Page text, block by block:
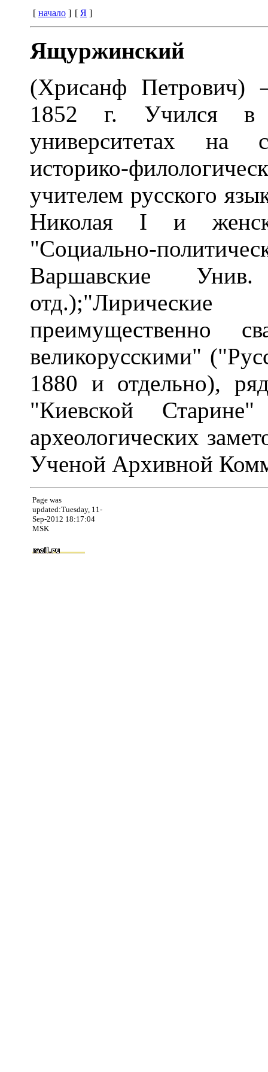
[ начало ] [ Я ]
Ящуржинский
(Хрисанф Петрович)
1852 г. Учился в
университетах на
историко-
учителем русского
Николая I и
"Социально-
Варшавские
преимущественно
великорусскими"
1880 и отдельно),
"Киевской
археологических
Ученой Архивной
Page was
updated:Tuesday, 11-
Sep-2012 18:17:04
MSK